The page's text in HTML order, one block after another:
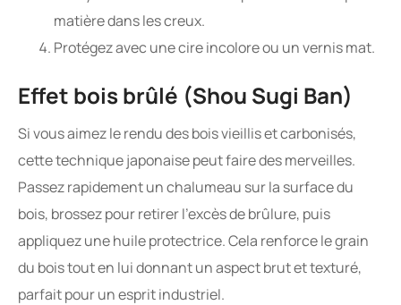
matière dans les creux.
Protégez avec une cire incolore ou un vernis mat.
Effet bois brûlé (Shou Sugi Ban)
Si vous aimez le rendu des bois vieillis et carbonisés,
cette technique japonaise peut faire des merveilles.
Passez rapidement un chalumeau sur la surface du
bois, brossez pour retirer l’excès de brûlure, puis
appliquez une huile protectrice. Cela renforce le grain
du bois tout en lui donnant un aspect brut et texturé,
parfait pour un esprit industriel.